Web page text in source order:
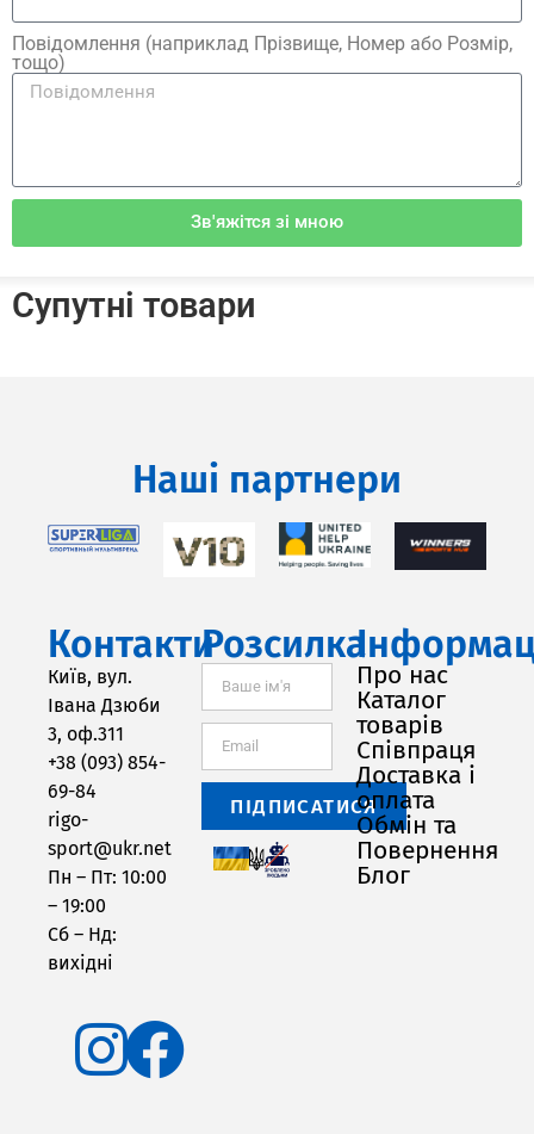
Повідомлення (наприклад Прізвище, Номер або Розмір,
тощо)
Зв'яжітся зі мною
Супутні товари
Наші партнери
Контакти
Київ, вул.
Івана Дзюби
3, оф.311
+38 (093) 854-
69-84
rigo-
sport@ukr.net
Пн – Пт: 10:00
– 19:00
Сб – Нд:
вихідні
Розсилка
ПІДПИСАТИСЯ
Про нас
Каталог
товарів
Співпраця
Доставка і
оплата
Обмін та
Повернення
Блог